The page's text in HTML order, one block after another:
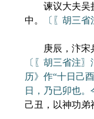
谏议大夫吴损
中。
〔〖胡三
庚辰，汴宋兵
〔〖胡三省注
历》作“十日己
日，乃已卯也。
己丑，以神功弟